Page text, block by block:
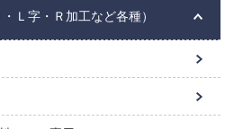
Ｌ字・Ｒ加工など各種）